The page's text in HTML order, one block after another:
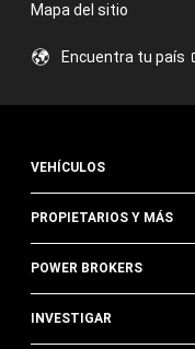
Mapa del sitio
Encuentra tu país
VEHÍCULOS
PROPIETARIOS Y MÁS
POWER BROKERS
INVESTIGAR